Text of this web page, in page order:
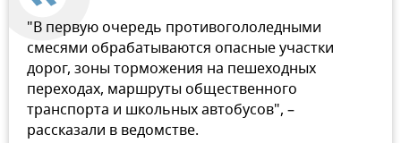
"В первую очередь противогололедными
смесями обрабатываются опасные участки
дорог, зоны торможения на пешеходных
переходах, маршруты общественного
транспорта и школьных автобусов", –
рассказали в ведомстве.